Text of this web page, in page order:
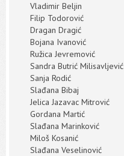
Vladimir Beljin
Filip Todorović
Dragan Dragić
Bojana Ivanović
Ružica Jevremović
Sandra Butrić Milisavljević
Sanja Rodić
Slađana Bibaj
Jelica Jazavac Mitrović
Gordana Martić
Slađana Marinković
Miloš Kosanić
Slađana Veselinović